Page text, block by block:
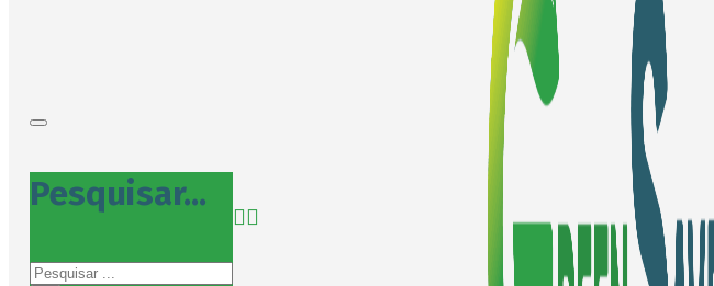
Pesquisar...
Pesquisar